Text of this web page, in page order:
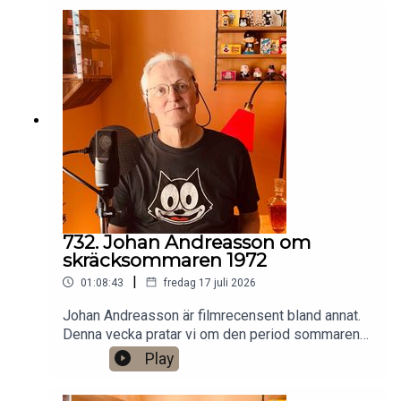
https://www.patreon.com/arkivsamtalFestar! Ny
turné med Simon Gärdenfors och Anton
Magnusson 2026.Jag har andra standupgig i bl.a.
Stockholm. Min film Serietecknaren finns nu på
VHS SF
Anytime!https://www.gardenfors.comSwish:
0760724728X: @gardenforsInstagram:
@gardenfors
732. Johan Andreasson om
skräcksommaren 1972
01:08:43 | fredag 17 juli 2026
Johan Andreasson är filmrecensent bland annat.
Denna vecka pratar vi om den period sommaren
1972 då SVT sände åtta klassiska svartvita
skräckfilmer från 1930-talet, som Dracula,
Play